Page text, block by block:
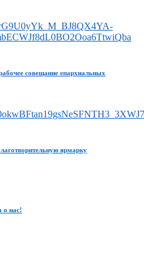
совещание епархиальных
ярмарку
о нас!